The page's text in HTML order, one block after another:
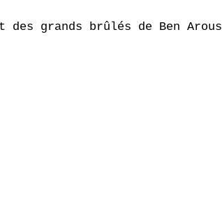
des grands brûlés de Ben Arous